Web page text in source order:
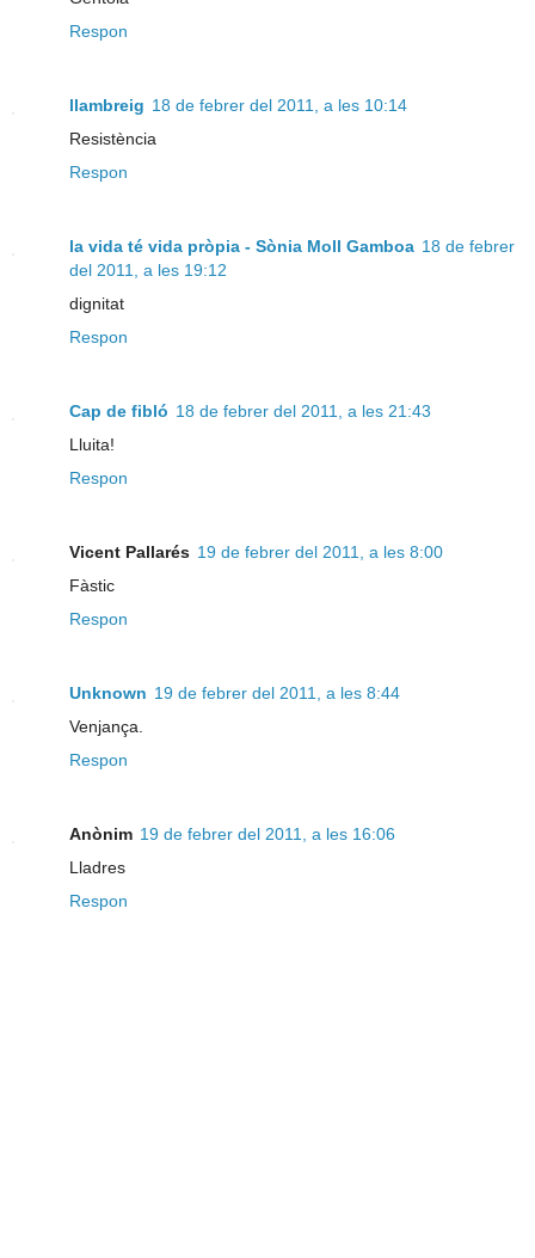
Respon
llambreig 18 de febrer del 2011, a les 10:14
Resistència
Respon
la vida té vida pròpia - Sònia Moll Gamboa 18 de febrer
del 2011, a les 19:12
dignitat
Respon
Cap de fibló 18 de febrer del 2011, a les 21:43
Lluita!
Respon
Vicent Pallarés 19 de febrer del 2011, a les 8:00
Fàstic
Respon
Unknown 19 de febrer del 2011, a les 8:44
Venjança.
Respon
Anònim 19 de febrer del 2011, a les 16:06
Lladres
Respon